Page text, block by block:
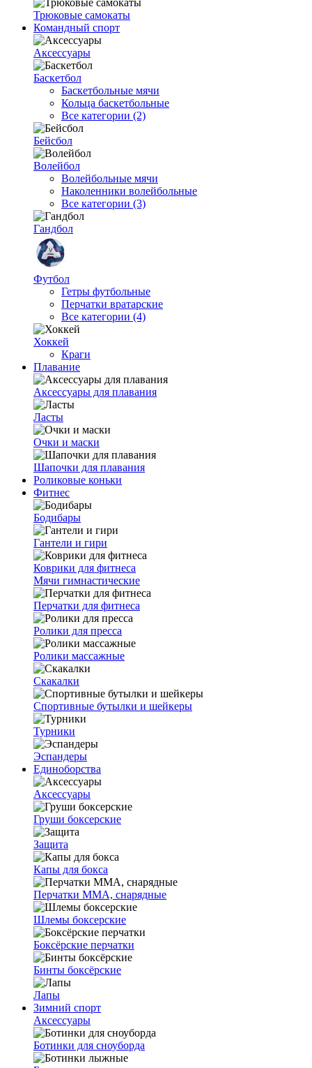
Трюковые самокаты
Командный спорт
Аксессуары
Баскетбол
Баскетбольные мячи
Кольца баскетбольные
Все категории (2)
Бейсбол
Волейбол
Волейбольные мячи
Наколенники волейбольные
Все категории (3)
Гандбол
Футбол
Гетры футбольные
Перчатки вратарские
Все категории (4)
Хоккей
Краги
Плавание
Аксессуары для плавания
Ласты
Очки и маски
Шапочки для плавания
Роликовые коньки
Фитнес
Бодибары
Гантели и гири
Коврики для фитнеса
Мячи гимнастические
Перчатки для фитнеса
Ролики для пресса
Ролики массажные
Скакалки
Спортивные бутылки и шейкеры
Турники
Эспандеры
Единоборства
Аксессуары
Груши боксерские
Защита
Капы для бокса
Перчатки ММА, снарядные
Шлемы боксерские
Боксёрские перчатки
Бинты боксёрские
Лапы
Зимний спорт
Аксессуары
Ботинки для сноуборда